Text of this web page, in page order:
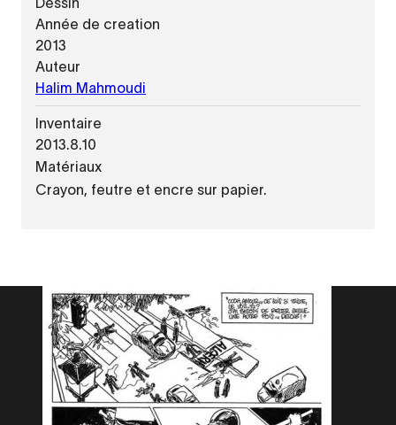
Année de creation
2013
Auteur
Halim Mahmoudi
Inventaire
2013.8.10
Matériaux
Crayon, feutre et encre sur papier.